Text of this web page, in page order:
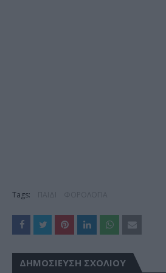
Tags:
ΔΗΜΟΣΊΕΥΣΗ ΣΧΟΛΊΟΥ